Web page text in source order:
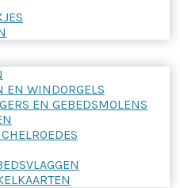
EN WINDORGELS
EN GEBEDSMOLENS